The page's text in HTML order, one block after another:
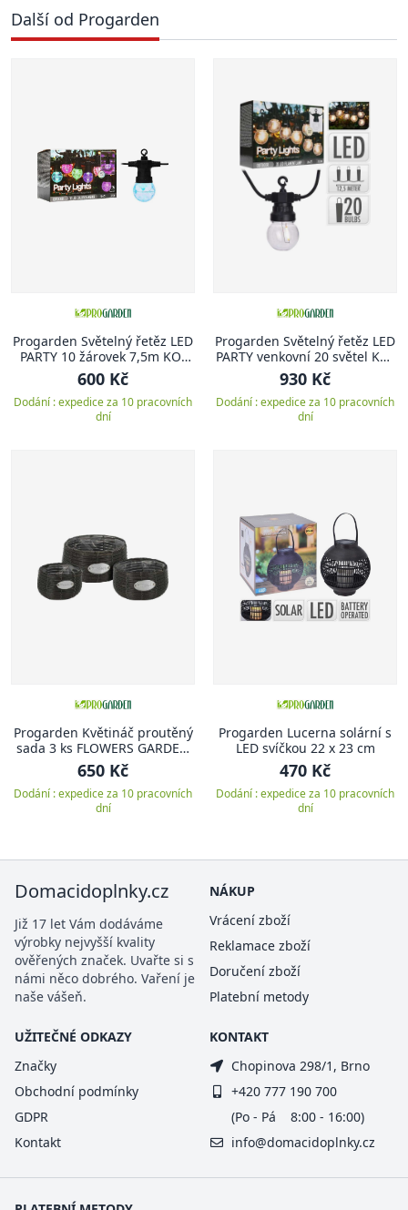
Další od Progarden
Progarden Světelný řetěz LED
PARTY 10 žárovek 7,5m KO-
AF5300210
600 Kč
Dodání : expedice za 10 pracovních
dní
Progarden Světelný řetěz LED
PARTY venkovní 20 světel KO-
LE2100160
930 Kč
Dodání : expedice za 10 pracovních
dní
Progarden Květináč proutěný
sada 3 ks FLOWERS GARDEN
29 / 25 / 19 cm antracit
650 Kč
Dodání : expedice za 10 pracovních
dní
Progarden Lucerna solární s
LED svíčkou 22 x 23 cm
470 Kč
Dodání : expedice za 10 pracovních
dní
Domacidoplnky.cz
Již 17 let Vám dodáváme
výrobky nejvyšší kvality
ověřených značek. Uvařte si s
námi něco dobrého. Vaření je
naše vášeň.
NÁKUP
Vrácení zboží
Reklamace zboží
Doručení zboží
Platební metody
UŽITEČNÉ ODKAZY
Značky
Obchodní podmínky
GDPR
Kontakt
KONTAKT
Chopinova 298/1, Brno
+420 777 190 700
(Po - Pá 8:00 - 16:00)
info@domacidoplnky.cz